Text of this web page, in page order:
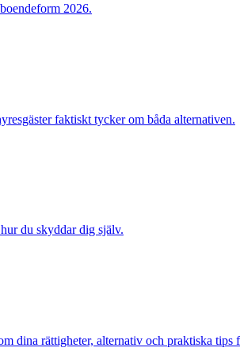
2026.
faktiskt tycker om båda alternativen.
du skyddar dig själv.
dina rättigheter, alternativ och praktiska tips